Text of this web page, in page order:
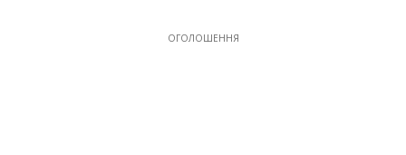
ОГОЛОШЕННЯ